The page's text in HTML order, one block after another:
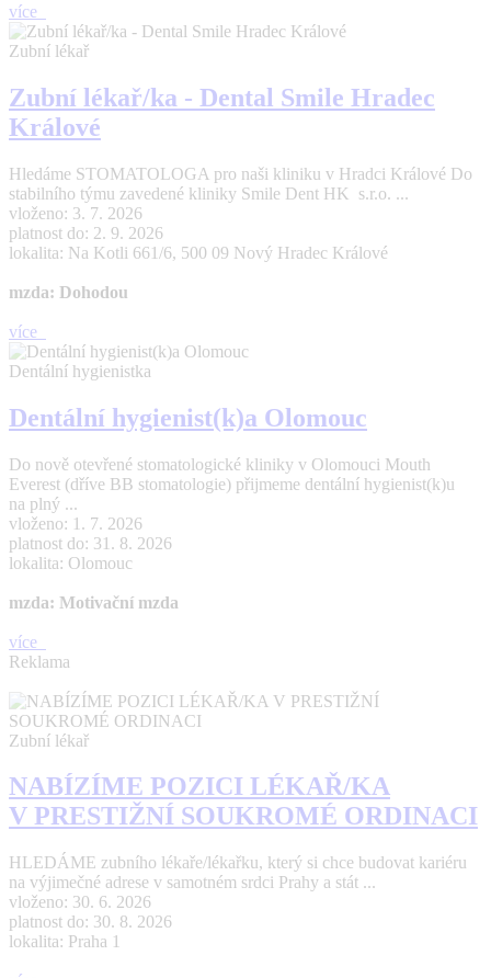
více
Zubní lékař
Zubní lékař/ka - Dental Smile Hradec
Králové
Hledáme STOMATOLOGA pro naši kliniku v Hradci Králové Do
stabilního týmu zavedené kliniky Smile Dent HK s.r.o. ...
vloženo: 3. 7. 2026
platnost do: 2. 9. 2026
lokalita: Na Kotli 661/6, 500 09 Nový Hradec Králové
mzda: Dohodou
více
Dentální hygienistka
Dentální hygienist(k)a Olomouc
Do nově otevřené stomatologické kliniky v Olomouci Mouth
Everest (dříve BB stomatologie) přijmeme dentální hygienist(k)u
na plný ...
vloženo: 1. 7. 2026
platnost do: 31. 8. 2026
lokalita: Olomouc
mzda: Motivační mzda
více
Reklama
Zubní lékař
NABÍZÍME POZICI LÉKAŘ/KA
V PRESTIŽNÍ SOUKROMÉ ORDINACI
HLEDÁME zubního lékaře/lékařku, který si chce budovat kariéru
na výjimečné adrese v samotném srdci Prahy a stát ...
vloženo: 30. 6. 2026
platnost do: 30. 8. 2026
lokalita: Praha 1